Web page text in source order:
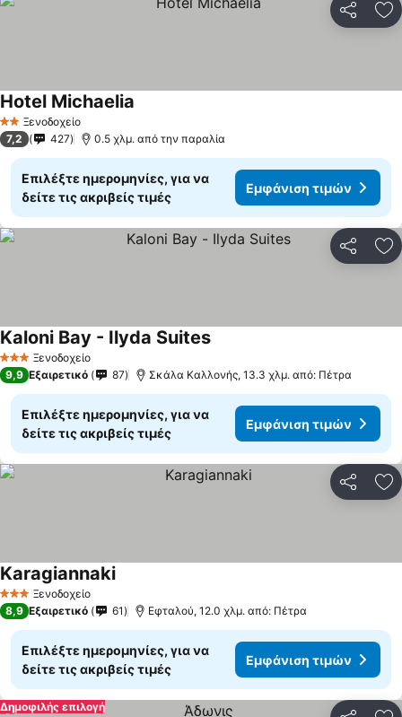
2 ΑστέριαΞενοδοχείο
Hotel Michaelia
7,2 427 0.5 χλμ. από την παραλία
Επιλέξτε ημερομηνίες, για να
δείτε τις ακριβείς τιμές
Εμφάνιση τιμών
3 ΑστέριαΞενοδοχείο
Kaloni Bay - Ilyda Suites
9,9 Εξαιρετικό 87 Σκάλα Καλλονής, 13.3 χλμ. από: Πέτρα
Επιλέξτε ημερομηνίες, για να
δείτε τις ακριβείς τιμές
Εμφάνιση τιμών
3 ΑστέριαΞενοδοχείο
Karagiannaki
8,9 Εξαιρετικό 61 Εφταλού, 12.0 χλμ. από: Πέτρα
Επιλέξτε ημερομηνίες, για να
δείτε τις ακριβείς τιμές
Εμφάνιση τιμών
Δημοφιλής επιλογή